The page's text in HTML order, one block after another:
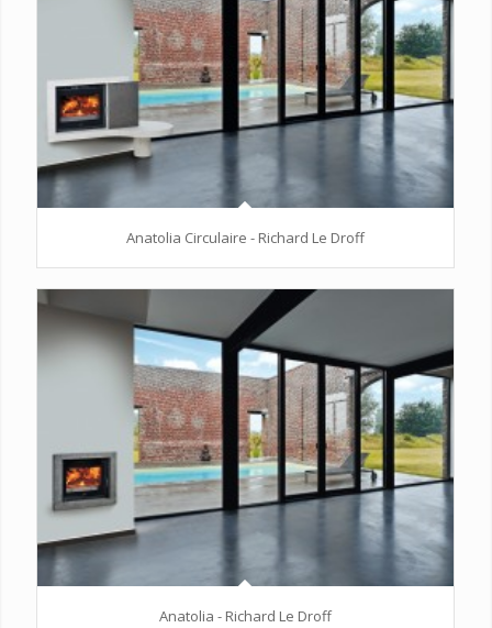
Anatolia Circulaire - Richard Le Droff
Anatolia - Richard Le Droff